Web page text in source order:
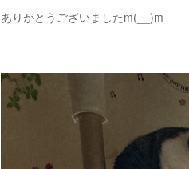
ありがとうございましたm(__)m